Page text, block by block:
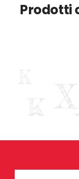
Prodotti